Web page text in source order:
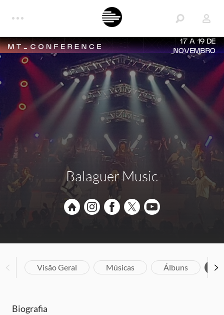
17 A 19 DE
NOVEMBRO
Balaguer Music
Visão Geral Músicas Álbuns
Biografia